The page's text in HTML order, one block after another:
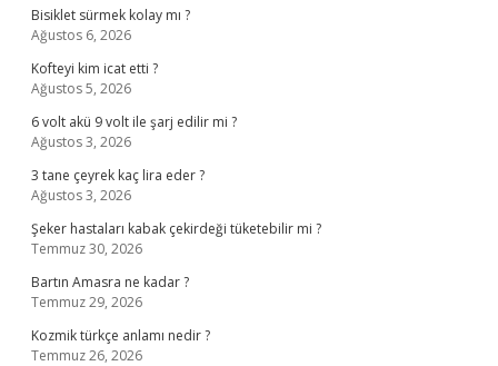
Bisiklet sürmek kolay mı ?
Ağustos 6, 2026
Kofteyi kim icat etti ?
Ağustos 5, 2026
6 volt akü 9 volt ile şarj edilir mi ?
Ağustos 3, 2026
3 tane çeyrek kaç lira eder ?
Ağustos 3, 2026
Şeker hastaları kabak çekirdeği tüketebilir mi ?
Temmuz 30, 2026
Bartın Amasra ne kadar ?
Temmuz 29, 2026
Kozmik türkçe anlamı nedir ?
Temmuz 26, 2026